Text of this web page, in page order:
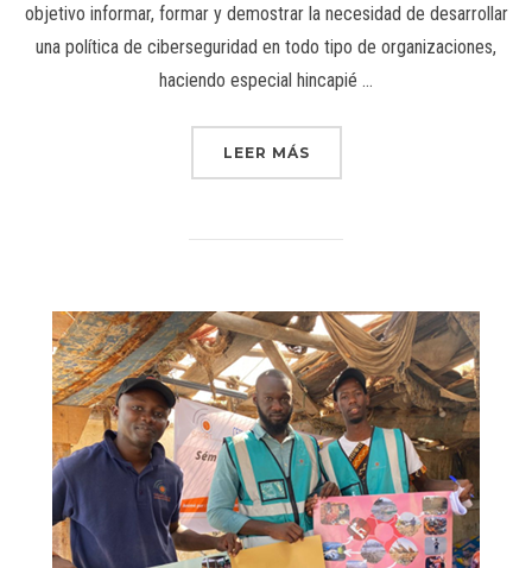
objetivo informar, formar y demostrar la necesidad de desarrollar
una política de ciberseguridad en todo tipo de organizaciones,
haciendo especial hincapié …
LEER MÁS